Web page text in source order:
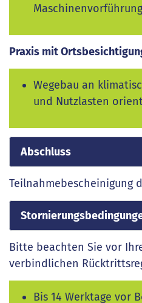
Maschinenvorführung
Praxis mit
Wegebau an
und Nutzlasten
Abschluss
Teilnahmebescheinigung
Bitte beachten Sie vor
verbindlichen
Bis 14 Werktage vor